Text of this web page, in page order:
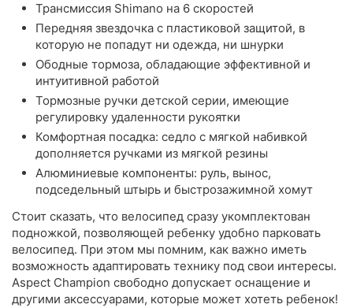
Трансмиссия Shimano на 6 скоростей
Передняя звездочка с пластиковой защитой, в
которую не попадут ни одежда, ни шнурки
Ободные тормоза, обладающие эффективной и
интуитивной работой
Тормозные ручки детской серии, имеющие
регулировку удаленности рукоятки
Комфортная посадка: седло с мягкой набивкой
дополняется ручками из мягкой резины
Алюминиевые компоненты: руль, вынос,
подседельный штырь и быстрозажимной хомут
Стоит сказать, что велосипед сразу укомплектован
подножкой, позволяющей ребенку удобно парковать
велосипед. При этом мы помним, как важно иметь
возможность адаптировать технику под свои интересы.
Aspect Champion свободно допускает оснащение и
другими аксессуарами, которые может хотеть ребенок!